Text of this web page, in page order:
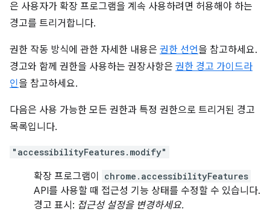
은 사용자가 확장 프로그램을 계속 사용하려면 허용해야 하는
경고를 트리거합니다.
권한 작동 방식에 관한 자세한 내용은 권한 선언을 참고하세요.
경고와 함께 권한을 사용하는 권장사항은 권한 경고 가이드라
인을 참고하세요.
다음은 사용 가능한 모든 권한과 특정 권한으로 트리거된 경고
목록입니다.
"accessibilityFeatures.modify"
확장 프로그램이 chrome.accessibilityFeatures
API를 사용할 때 접근성 기능 상태를 수정할 수 있습니다.
경고 표시: 접근성 설정을 변경하세요.